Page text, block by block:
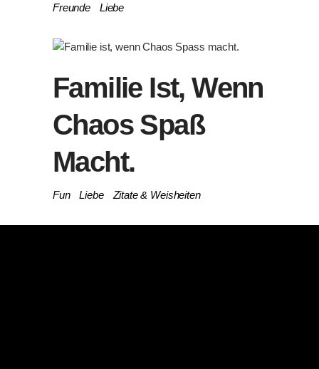
Freunde Liebe
Familie Ist, Wenn
Chaos Spaß
Macht.
Fun Liebe Zitate & Weisheiten